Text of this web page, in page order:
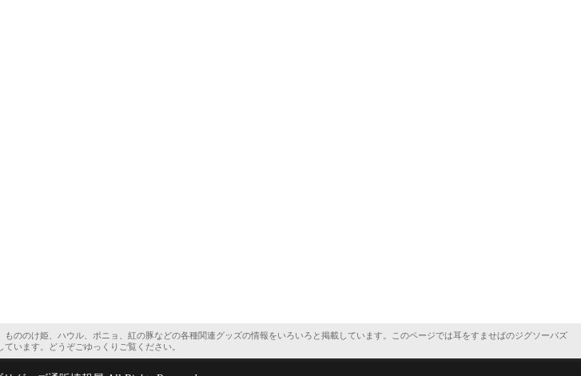
ののけ姫、ハウル、ポニョ、紅の豚などの各種関連グッズの情報をいろいろと掲載しています。このページでは耳をすませばのジグソーパズ
ています。どうぞごゆっくりご覧ください。